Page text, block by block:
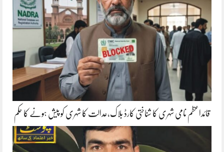
قائداعظم نامی شہری کا شناختی کارڈ بلاک،عدالت کا شہری کو پیش ہونے کا حکم